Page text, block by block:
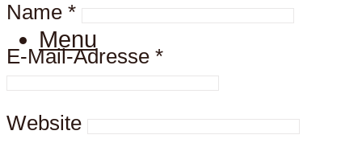
Menu
Name *
E-Mail-Adresse *
Website